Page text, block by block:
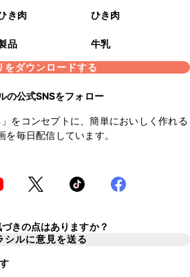
き肉 ひき肉
品
牛乳
をダウンロードする
の公式SNSをフォロー
」をコンセプトに、簡単においしく作れる
を毎日配信しています。
きの点はありますか？
シルに意見を送る